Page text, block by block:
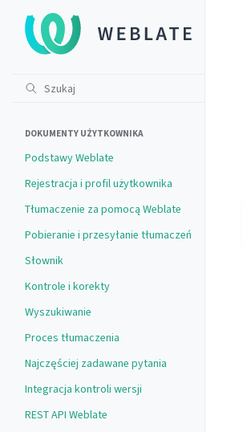
DOKUMENTY UŻYTKOWNIKA
Podstawy Weblate
Rejestracja i profil użytkownika
Tłumaczenie za pomocą Weblate
Pobieranie i przesyłanie tłumaczeń
Słownik
Kontrole i korekty
Wyszukiwanie
Proces tłumaczenia
Najczęściej zadawane pytania
Integracja kontroli wersji
REST API Weblate